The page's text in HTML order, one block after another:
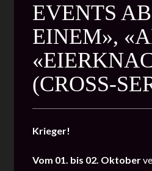
EVENTS
EINEM»,
(CROSS-
Krieger!
Vom 01. bis 02. Oktober